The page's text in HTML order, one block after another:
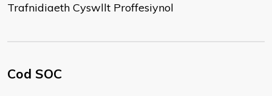
Trafnidiaeth Cyswllt Proffesiynol
Cod SOC